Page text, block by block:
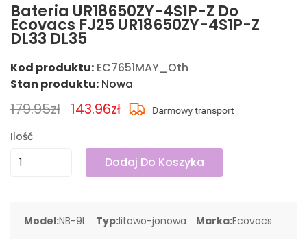
Bateria UR18650ZY-4S1P-Z Do
Ecovacs FJ25 UR18650ZY-4S1P-Z
DL33 DL35
Kod produktu: EC7651MAY_Oth
Stan produktu: Nowa
179.95zł 143.96zł
Ilość
Dodaj Do Koszyka
Model:NB-9L Typ:litowo-jonowa Marka:Ecovacs